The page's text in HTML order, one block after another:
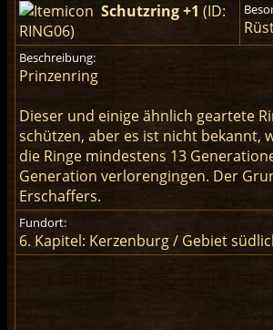
Schutzring +1 (ID:
RING06)
Beschreibung:
Prinzenring
Dieser und einige ähnlich geartete
schützen, aber es ist nicht bekannt,
die Ringe mindestens 13
Generation verlorengingen. Der
Erschaffers.
Fundort:
6. Kapitel: Kerzenburg / Gebiet